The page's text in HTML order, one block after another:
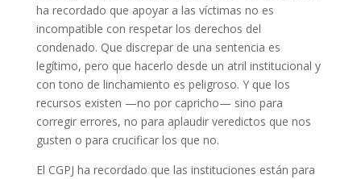
ha recordado que apoyar a las víctimas no es
incompatible con respetar los derechos del
condenado. Que discrepar de una sentencia es
legítimo, pero que hacerlo desde un atril institucional y
con tono de linchamiento es peligroso. Y que los
recursos existen —no por capricho— sino para
corregir errores, no para aplaudir veredictos que nos
gusten o para crucificar los que no.
El CGPJ ha recordado que las instituciones están para